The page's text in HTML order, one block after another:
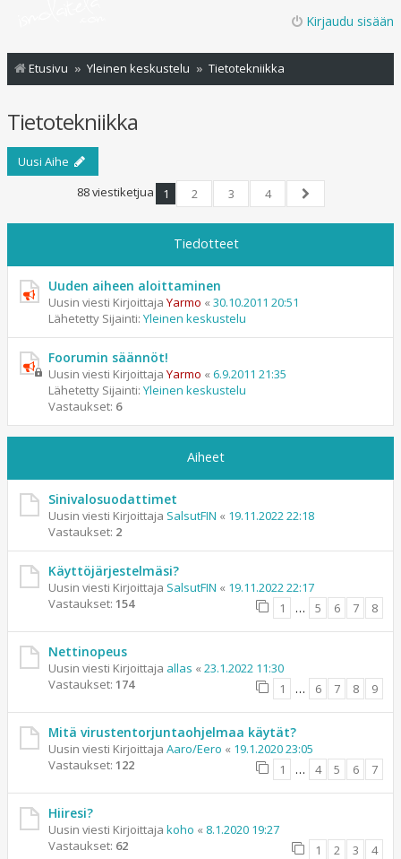
Kirjaudu sisään
Etusivu Yleinen keskustelu Tietotekniikka
Tietotekniikka
Uusi Aihe
88 viestiketjua
1 2 3
4
Seuraava
Tiedotteet
Uuden aiheen aloittaminen
Uusin viesti Kirjoittaja Yarmo « 30.10.2011 20:51
Lähetetty Sijainti: Yleinen keskustelu
Foorumin säännöt!
Uusin viesti Kirjoittaja Yarmo « 6.9.2011 21:35
Lähetetty Sijainti: Yleinen keskustelu
Vastaukset: 6
Aiheet
Sinivalosuodattimet
Uusin viesti Kirjoittaja SalsutFIN « 19.11.2022 22:18
Vastaukset: 2
Käyttöjärjestelmäsi?
Uusin viesti Kirjoittaja SalsutFIN « 19.11.2022 22:17
Vastaukset: 154 1 … 5 6 7 8
Nettinopeus
Uusin viesti Kirjoittaja allas « 23.1.2022 11:30
Vastaukset: 174 1 … 6 7 8 9
Mitä virustentorjuntaohjelmaa käytät?
Uusin viesti Kirjoittaja Aaro/Eero « 19.1.2020 23:05
Vastaukset: 122 1 … 4 5 6 7
Hiiresi?
Uusin viesti Kirjoittaja koho « 8.1.2020 19:27
Vastaukset: 62 1 2 3 4